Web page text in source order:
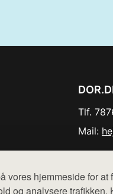
vores hjemmeside for
og analysere trafikken.
Tlf.
Mail: